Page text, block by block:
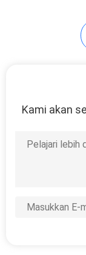
Kami akan